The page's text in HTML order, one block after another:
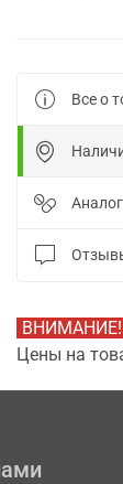
Все о
ВНИМАНИЕ!
Цены на